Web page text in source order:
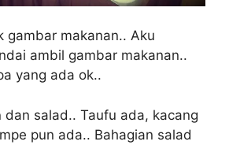
gambar makanan.. Aku
ambil gambar makanan..
yang ada ok..
dan salad.. Taufu ada, kacang
pun ada.. Bahagian salad